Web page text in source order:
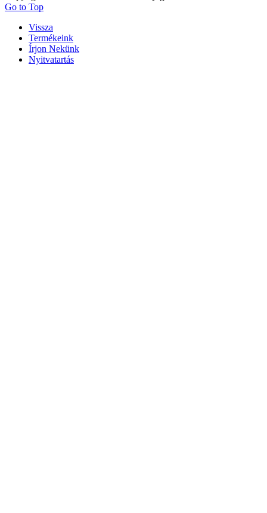
Go to Top
Vissza
Termékeink
Írjon Nekünk
Nyitvatartás